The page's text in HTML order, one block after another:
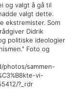
og valgt å gå til
valgt dette.
ekstremister. Som
Didrik
politiske ideologier
Foto og
photos/sammen-
vi-
?_rdr